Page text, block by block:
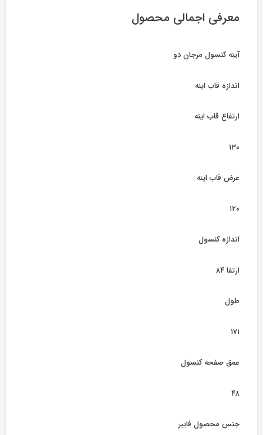
معرفی اجمالی محصول
آینه کنسول مرجان دو
اندازه قاب اینه
ارتفاع قاب اینه
۱۳۰
عرض قاب اینه
۱۲۰
اندازه کنسول
ارتفا ۸۴
طول
۱۷۱
عمق صفحه کنسول
۴۸
جنس محصول فایبر